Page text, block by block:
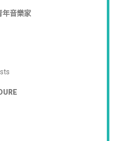
年音樂家